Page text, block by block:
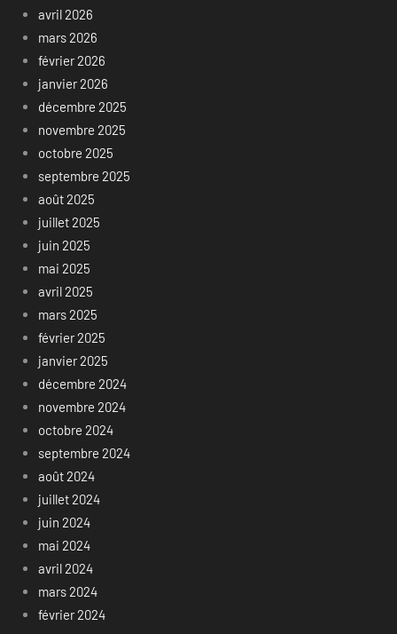
avril 2026
mars 2026
février 2026
janvier 2026
décembre 2025
novembre 2025
octobre 2025
septembre 2025
août 2025
juillet 2025
juin 2025
mai 2025
avril 2025
mars 2025
février 2025
janvier 2025
décembre 2024
novembre 2024
octobre 2024
septembre 2024
août 2024
juillet 2024
juin 2024
mai 2024
avril 2024
mars 2024
février 2024